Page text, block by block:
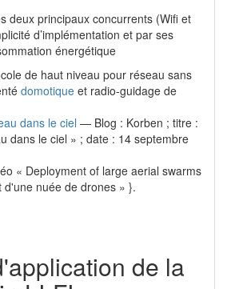
deux principaux concurrents (Wifi et
d’implémentation et par ses
énergétique
de haut niveau pour réseau sans
domotique et radio-guidage de
dans le ciel — Blog : Korben ; titre :
dans le ciel » ; date : 14 septembre
« Deployment of large aerial swarms
nuée de drones » }.
de la